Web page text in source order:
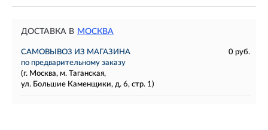
ДОСТАВКА В МОСКВА
САМОВЫВОЗ ИЗ МАГАЗИНА
0 руб.
по предварительному заказу
(г. Москва, м. Таганская,
ул. Большие Каменщики, д. 6, стр. 1)